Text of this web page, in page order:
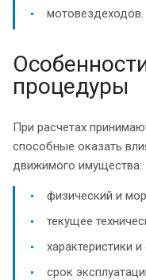
мотовездеходов.
процедуры
При расчетах
способные оказать
движимого имущества:
физический и
текущее
характеристики
срок